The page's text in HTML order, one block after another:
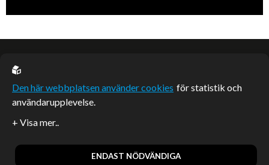
EU casino
Artiklar publicerade på webbplatsen som inte är märkta
redaktionellt är betalda samarbeten.
Den här webbplatsen använder cookies för statistik och
användarupplevelse.
ENDAST NÖDVÄNDIGA